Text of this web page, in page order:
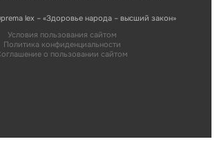
lex – «Здоровье народа – высший закон»
Условия пользования сайтом
Политика конфиденциальности
о пользовании сайтом